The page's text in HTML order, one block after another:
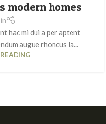
modern homes
hac mi dui a per aptent
augue rhoncus la...